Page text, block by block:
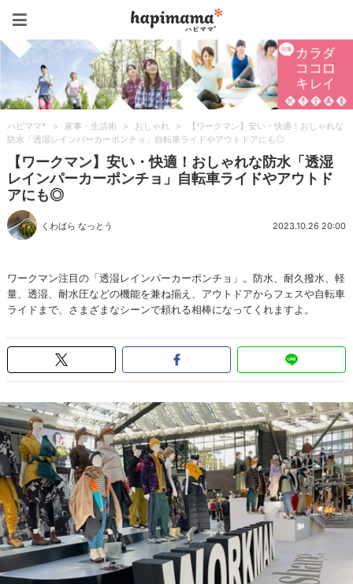
ハピママ* > 家事・生活術 > おしゃれ >
【ワークマン】安い・快適！おしゃれな
防水「透湿レインパーカーポンチョ」自転車ライドやアウトドアにも◎
【ワークマン】安い・快適！おしゃれな防水「透湿
レインパーカーポンチョ」自転車ライドやアウトド
アにも◎
くわばら なっとう 2023.10.26 20:00
ワークマン注目の「透湿レインパーカーポンチョ」。防水、耐久撥水、軽
量、透湿、耐水圧などの機能を兼ね揃え、アウトドアからフェスや自転車
ライドまで、さまざまなシーンで頼れる相棒になってくれますよ。